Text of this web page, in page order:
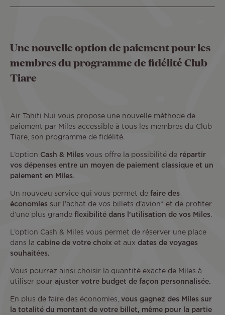
Une nouvelle option de paiement pour les
membres du programme de fidélité Club
Tiare
Air Tahiti Nui vous propose une nouvelle méthode de
paiement par Miles accessible à tous les membres du Club
Tiare, son programme de fidélité.
L’option Cash & Miles vous offre la possibilité de répartir
vos dépenses entre un moyen de paiement classique et un
paiement en Miles.
Un nouveau service qui vous permet de faire des
économies sur l’achat de vos billets d’avion* et de profiter
d’une plus grande flexibilité dans l’utilisation de vos Miles.
L’option Cash & Miles vous permet de réserver une place
dans la cabine de votre choix et aux dates de voyages
souhaitées.
Vous pourrez ainsi choisir la quantité exacte de Miles à
utiliser pour ajuster votre budget de façon personnalisée.
En plus de faire des économies, vous gagnez des Miles sur
la totalité du montant de votre billet, même pour la partie